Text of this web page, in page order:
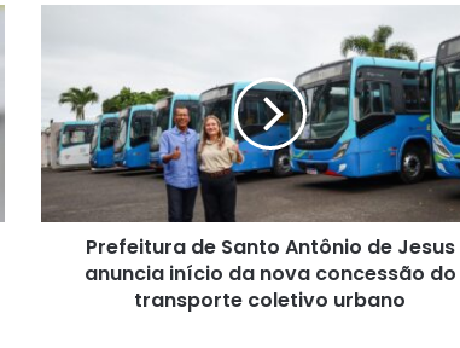
Antônio
de
Jesus
anuncia
da
concessão
Prefeitura de Santo Antônio de Jesus
anuncia início da nova concessão do
transporte coletivo urbano